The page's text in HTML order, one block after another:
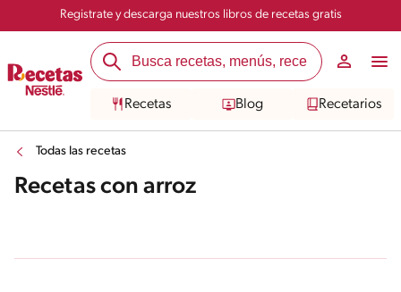
Registrate y descarga nuestros libros de recetas gratis
Recetas Blog Recetarios
Todas las recetas
Recetas con arroz